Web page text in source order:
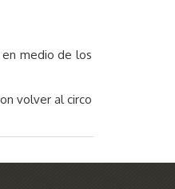
medio de los
volver al circo